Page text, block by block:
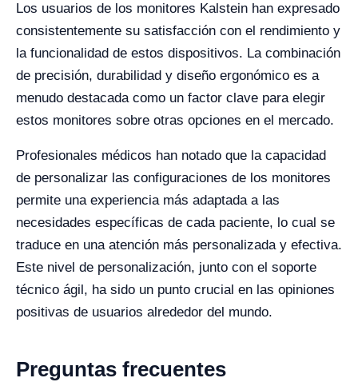
Los usuarios de los monitores Kalstein han expresado
consistentemente su satisfacción con el rendimiento y
la funcionalidad de estos dispositivos. La combinación
de precisión, durabilidad y diseño ergonómico es a
menudo destacada como un factor clave para elegir
estos monitores sobre otras opciones en el mercado.
Profesionales médicos han notado que la capacidad
de personalizar las configuraciones de los monitores
permite una experiencia más adaptada a las
necesidades específicas de cada paciente, lo cual se
traduce en una atención más personalizada y efectiva.
Este nivel de personalización, junto con el soporte
técnico ágil, ha sido un punto crucial en las opiniones
positivas de usuarios alrededor del mundo.
Preguntas frecuentes